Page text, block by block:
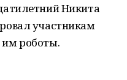
Никита
участникам
роботы.